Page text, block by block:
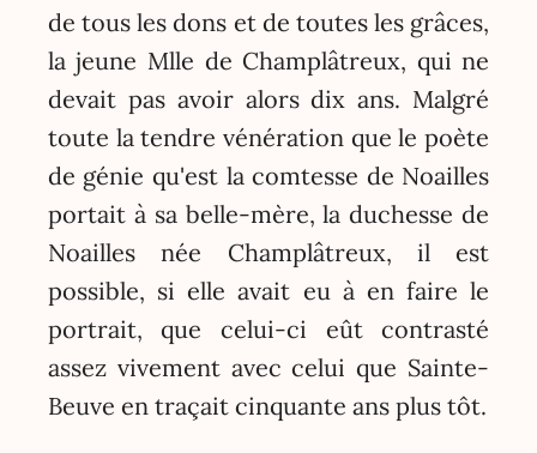
de tous les dons et de toutes les grâces,
la jeune Mlle de Champlâtreux, qui ne
devait pas avoir alors dix ans. Malgré
toute la tendre vénération que le poète
de génie qu'est la comtesse de Noailles
portait à sa belle-mère, la duchesse de
Noailles née Champlâtreux, il est
possible, si elle avait eu à en faire le
portrait, que celui-ci eût contrasté
assez vivement avec celui que Sainte-
Beuve en traçait cinquante ans plus tôt.